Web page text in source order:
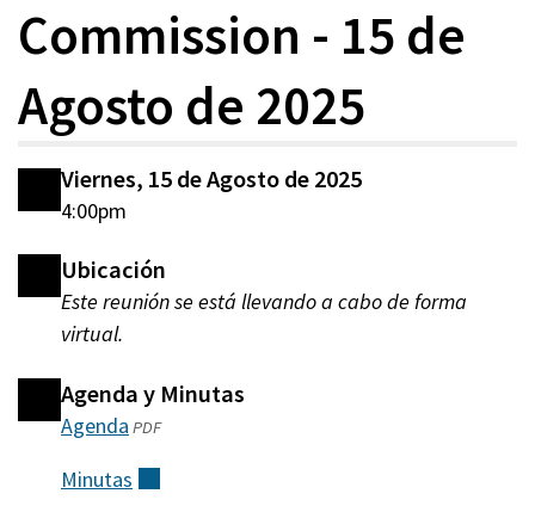
Commission - 15 de
Agosto de 2025
Viernes, 15 de Agosto de 2025
4:00pm
Ubicación
Este reunión se está llevando a cabo de forma
virtual.
Agenda y Minutas
Agenda(abre
una
PDF
Minutas